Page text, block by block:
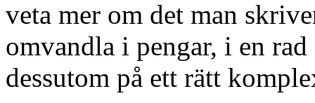
veta mer om det man
omvandla i pengar, i en
dessutom på ett rätt